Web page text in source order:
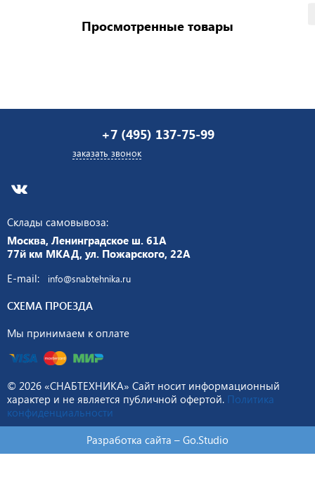
Просмотренные товары
+7 (495) 137-75-99
заказать звонок
Склады самовывоза:
Москва, Ленинградское ш. 61А
77й км МКАД, ул. Пожарского, 22А
E-mail:
info@snabtehnika.ru
СХЕМА ПРОЕЗДА
Мы принимаем к оплате
© 2026 «СНАБТЕХНИКА» Сайт носит информационный
характер и не является публичной офертой. Политика
конфиденциальности
Разработка сайта – Go.Studio